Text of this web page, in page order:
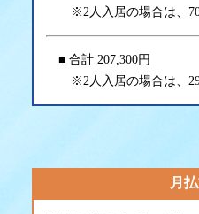
※2人入居の場合は、
合計 207,300円
※2人入居の場合は、
月